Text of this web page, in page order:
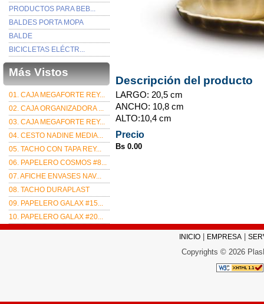
PRODUCTOS PARA BEB...
BALDES PORTA MOPA
BALDE
BICICLETAS ELÉCTR...
Más Vistos
01. CAJA MEGAFORTE REY...
02. CAJA ORGANIZADORA ...
03. CAJA MEGAFORTE REY...
04. CESTO NADINE MEDIA...
05. TACHO CON TAPA REY...
06. PAPELERO COSMOS #8...
07. AFICHE ENVASES NAV...
08. TACHO DURAPLAST
09. PAPELERO GALAX #15...
10. PAPELERO GALAX #20...
Descripción del producto
LARGO: 20,5 cm
ANCHO: 10,8 cm
ALTO:10,4 cm
Precio
Bs 0.00
INICIO| EMPRESA|
Copyrights © 2026